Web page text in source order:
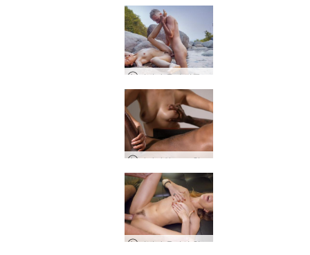
아마야와 고로 핫 핸드 핸드잡
이반과 올리의 천국에서의 구술적 열정